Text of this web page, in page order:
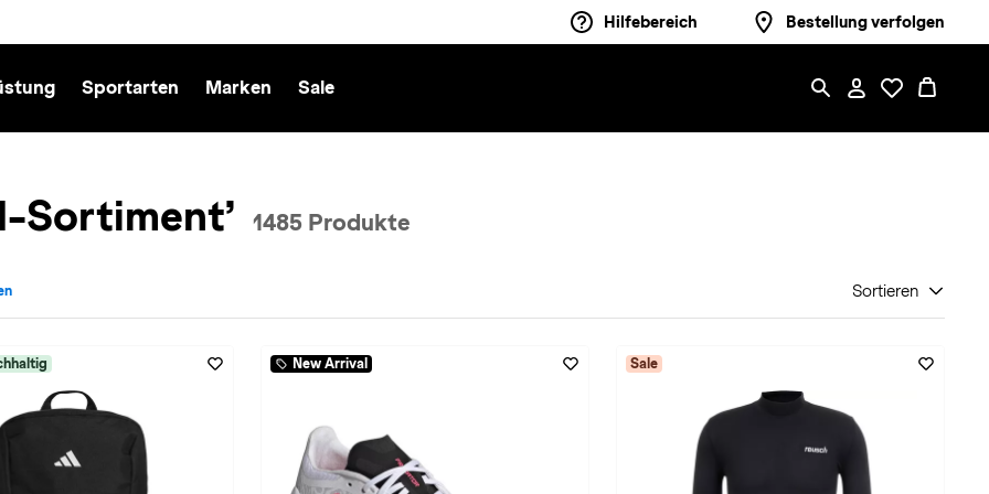
Hilfebereich Bestellung verfolgen
Sportarten Marken Sale
Sortiment’ 1485 Produkte
entfernen Sortieren
New Arrival Sale